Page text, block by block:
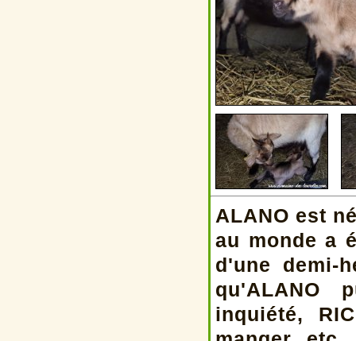
ALANO est
au monde a
d'une demi-
qu'ALANO
inquiété,